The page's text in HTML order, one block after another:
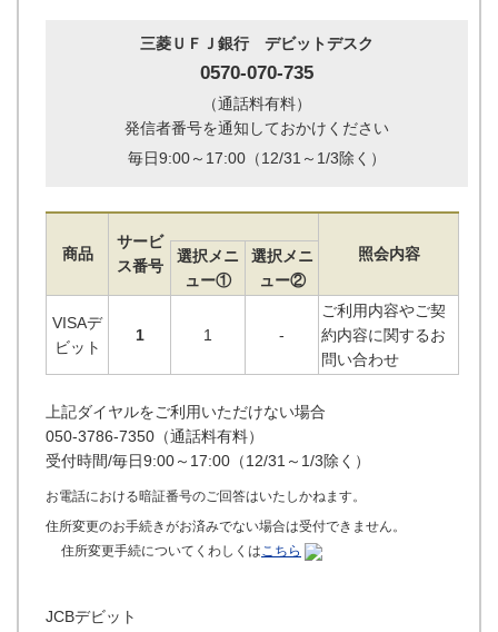
三菱ＵＦＪ銀行 デビットデスク
0570-070-735
（通話料有料）
発信者番号を通知しておかけください
毎日9:00～17:00（12/31～1/3除く）
商品
サービ
ス番号
照会内容
選択メニ
ュー①
選択メニ
ュー②
VISAデ
ビット
1 1 -
ご利用内容やご契
約内容に関するお
問い合わせ
上記ダイヤルをご利用いただけない場合
050-3786-7350（通話料有料）
受付時間/毎日9:00～17:00（12/31～1/3除く）
お電話における暗証番号のご回答はいたしかねます。
住所変更のお手続きがお済みでない場合は受付できません。
住所変更手続についてくわしくは こちら
JCBデビット